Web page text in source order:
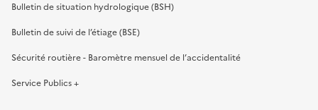
Bulletin de situation hydrologique (BSH)
Bulletin de suivi de l’étiage (BSE)
Sécurité routière - Baromètre mensuel de l’accidentalité
Service Publics +